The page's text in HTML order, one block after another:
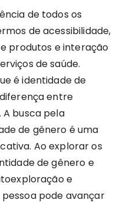
de todos os
de acessibilidade,
produtos e interação
de saúde.
é identidade de
entre
busca pela
de gênero é uma
Ao explorar os
de gênero e
e
pode avançar